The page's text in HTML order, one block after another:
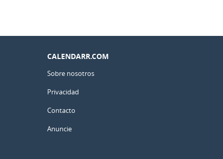
CALENDARR.COM
Sobre nosotros
Privacidad
Contacto
Anuncie